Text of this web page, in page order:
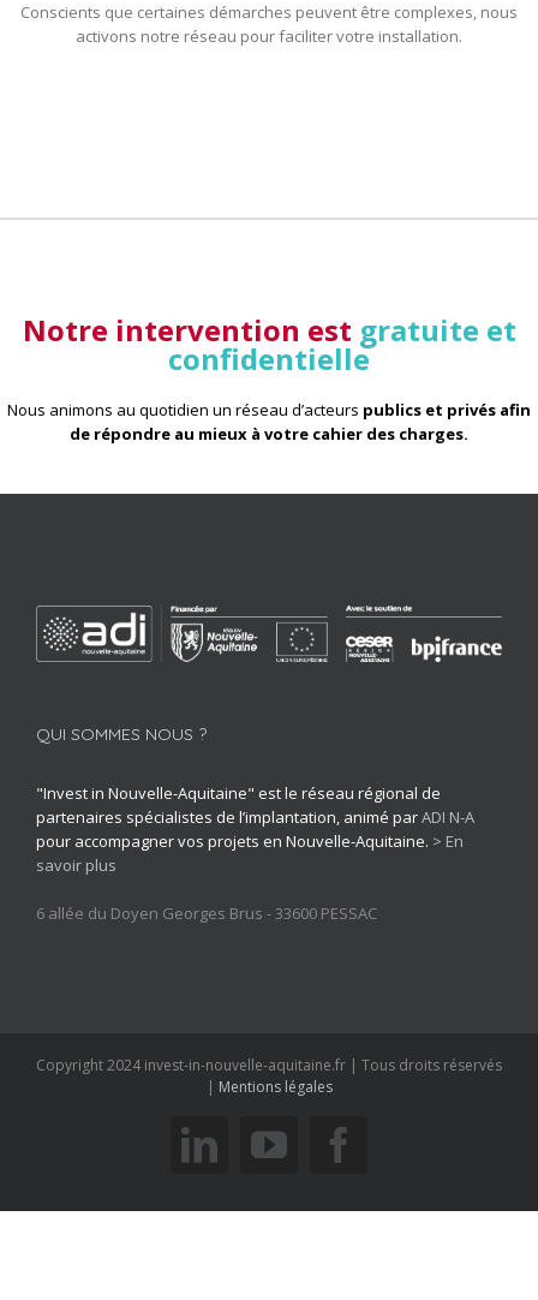
Conscients que certaines démarches peuvent être complexes, nous
activons notre réseau pour faciliter votre installation.
Notre intervention est gratuite et
confidentielle
Nous animons au quotidien un réseau d’acteurs publics et privés afin
de répondre au mieux à votre cahier des charges.
QUI SOMMES NOUS ?
"Invest in Nouvelle-Aquitaine" est le réseau régional de
partenaires spécialistes de l’implantation, animé parADI N-A
pour accompagner vos projets en Nouvelle-Aquitaine. > En
savoir plus
6 allée du Doyen Georges Brus - 33600 PESSAC
Copyright 2024 invest-in-nouvelle-aquitaine.fr | Tous droits réservés
| Mentions légales
linkedinyoutube